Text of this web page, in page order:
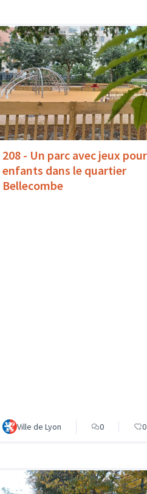
208 - Un parc avec jeux pour
enfants dans le quartier
Bellecombe
Ville de Lyon 0 0